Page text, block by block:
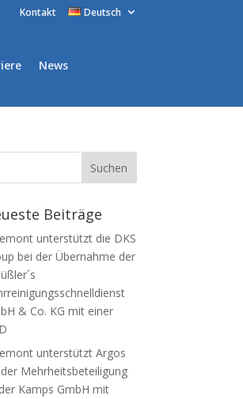
Kontakt Deutsch
News
Beiträge
unterstützt die DKS
bei der Übernahme der
& Co. KG mit einer
unterstützt Argos
Mehrheitsbeteiligung
Kamps GmbH mit